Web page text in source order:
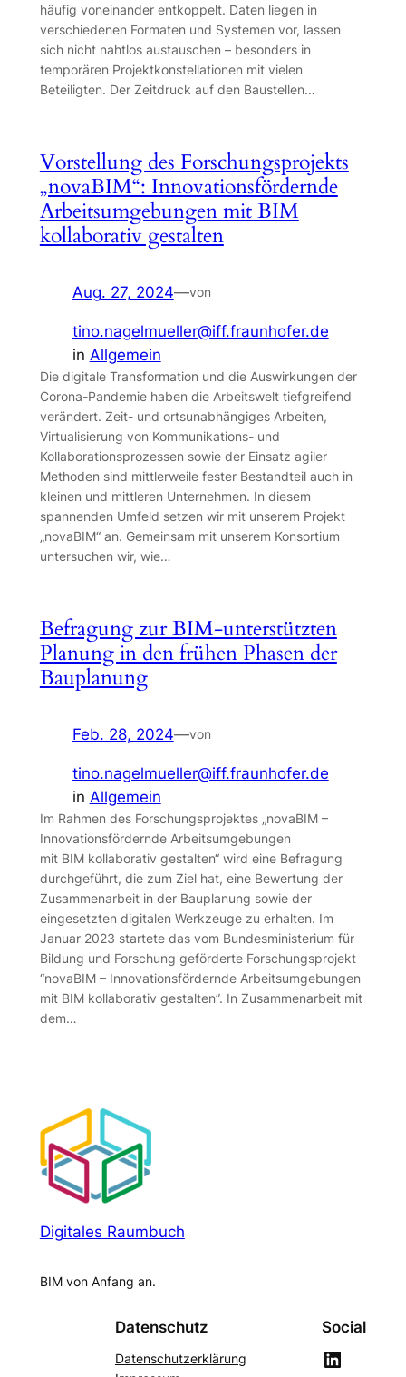
häufig voneinander entkoppelt. Daten liegen in
verschiedenen Formaten und Systemen vor, lassen
sich nicht nahtlos austauschen – besonders in
temporären Projektkonstellationen mit vielen
Beteiligten. Der Zeitdruck auf den Baustellen…
Vorstellung des Forschungsprojekts
„novaBIM“: Innovationsfördernde
Arbeitsumgebungen mit BIM
kollaborativ gestalten
Aug. 27, 2024—von
tino.nagelmueller@iff.fraunhofer.de
in Allgemein
Die digitale Transformation und die Auswirkungen der
Corona-Pandemie haben die Arbeitswelt tiefgreifend
verändert. Zeit- und ortsunabhängiges Arbeiten,
Virtualisierung von Kommunikations- und
Kollaborationsprozessen sowie der Einsatz agiler
Methoden sind mittlerweile fester Bestandteil auch in
kleinen und mittleren Unternehmen. In diesem
spannenden Umfeld setzen wir mit unserem Projekt
„novaBIM“ an. Gemeinsam mit unserem Konsortium
untersuchen wir, wie…
Befragung zur BIM-unterstützten
Planung in den frühen Phasen der
Bauplanung
Feb. 28, 2024—von
tino.nagelmueller@iff.fraunhofer.de
in Allgemein
Im Rahmen des Forschungsprojektes „novaBIM –
Innovationsfördernde Arbeitsumgebungen
mit BIM kollaborativ gestalten“ wird eine Befragung
durchgeführt, die zum Ziel hat, eine Bewertung der
Zusammenarbeit in der Bauplanung sowie der
eingesetzten digitalen Werkzeuge zu erhalten. Im
Januar 2023 startete das vom Bundesministerium für
Bildung und Forschung geförderte Forschungsprojekt
“novaBIM – Innovationsfördernde Arbeitsumgebungen
mit BIM kollaborativ gestalten”. In Zusammenarbeit mit
dem…
Digitales Raumbuch
BIM von Anfang an.
Datenschutz
Datenschutzerklärung
Social
LinkedIn